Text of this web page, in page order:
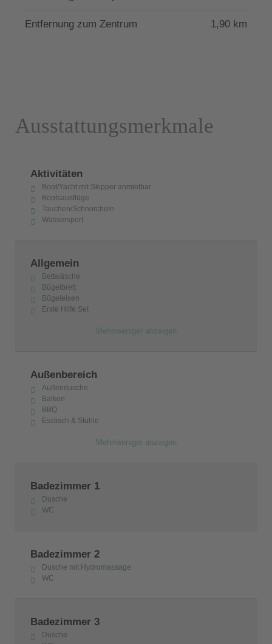
Entfernung zum Zentrum 1,90 km
Ausstattungsmerkmale
Aktivitäten
Boot/Yacht mit Skipper anmietbar
Bootsausflüge
Tauchen/Schnorcheln
Wassersport
Allgemein
Bettwäsche
Bügelbrett
Bügeleisen
Erste Hilfe Set
Mehr/weniger anzeigen
Außenbereich
Außendusche
Balkon
BBQ
Esstisch & Stühle
Mehr/weniger anzeigen
Badezimmer 1
Dusche
WC
Badezimmer 2
Dusche mit Hydromassage
WC
Badezimmer 3
Dusche